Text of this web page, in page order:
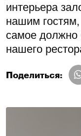
интерьера
нашим
самое
нашего
Поделиться: